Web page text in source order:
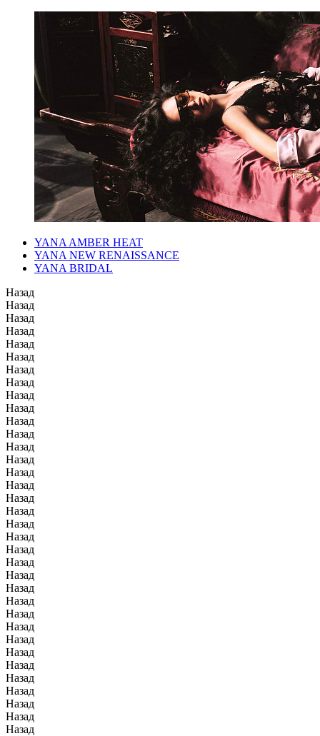
YANA AMBER HEAT
YANA NEW RENAISSANCE
YANA BRIDAL
Назад
Назад
Назад
Назад
Назад
Назад
Назад
Назад
Назад
Назад
Назад
Назад
Назад
Назад
Назад
Назад
Назад
Назад
Назад
Назад
Назад
Назад
Назад
Назад
Назад
Назад
Назад
Назад
Назад
Назад
Назад
Назад
Назад
Назад
Назад